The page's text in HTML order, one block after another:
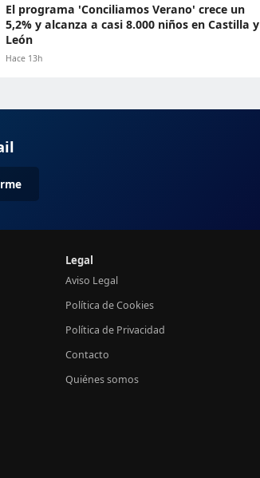
El programa 'Conciliamos Verano' crece un
5,2% y alcanza a casi 8.000 niños en Castilla y
León
Hace 13h
Legal
Aviso Legal
Política de Cookies
Política de Privacidad
Contacto
Quiénes somos